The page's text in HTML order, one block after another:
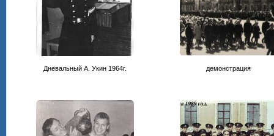
Дневальный А. Укин 1964г. демонстрация